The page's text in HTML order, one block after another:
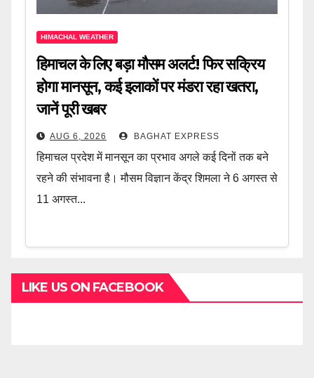
HIMACHAL WEATHER
हिमाचल के लिए बड़ा मौसम अलर्ट! फिर सक्रिय
होगा मानसून, कई इलाकों पर मंडरा रहा खतरा,
जानें पूरी खबर
AUG 6, 2026 BAGHAT EXPRESS
हिमाचल प्रदेश में मानसून का प्रभाव अगले कई दिनों तक बने
रहने की संभावना है। मौसम विज्ञान केंद्र शिमला ने 6 अगस्त से
11 अगस्त...
LIKE US ON FACEBOOK